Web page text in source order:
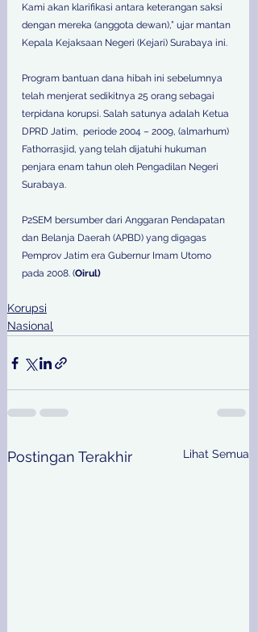
Kami akan klarifikasi antara keterangan saksi
dengan mereka (anggota dewan),” ujar mantan
Kepala Kejaksaan Negeri (Kejari) Surabaya ini.
Program bantuan dana hibah ini sebelumnya
telah menjerat sedikitnya 25 orang sebagai
terpidana korupsi. Salah satunya adalah Ketua
DPRD Jatim,  periode 2004 – 2009, (almarhum)
Fathorrasjid, yang telah dijatuhi hukuman
penjara enam tahun oleh Pengadilan Negeri
Surabaya.
P2SEM bersumber dari Anggaran Pendapatan
dan Belanja Daerah (APBD) yang digagas
Pemprov Jatim era Gubernur Imam Utomo
pada 2008. (Oirul)
Korupsi
Nasional
Postingan Terakhir Lihat Semua